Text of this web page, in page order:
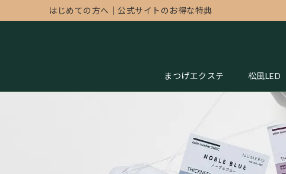
はじめての方へ 公式サイトのお得な特典
まつげエクステ 松風LED